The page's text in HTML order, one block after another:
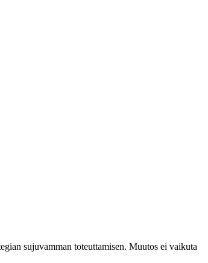
sujuvamman toteuttamisen. Muutos ei vaikuta